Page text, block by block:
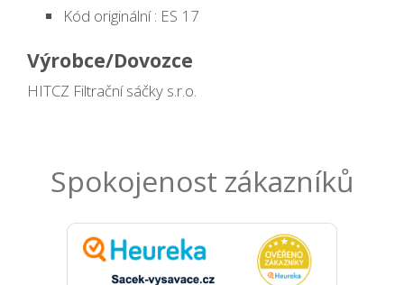
Kód originální : ES 17
Výrobce/Dovozce
HITCZ Filtrační sáčky s.r.o.
Spokojenost zákazníků